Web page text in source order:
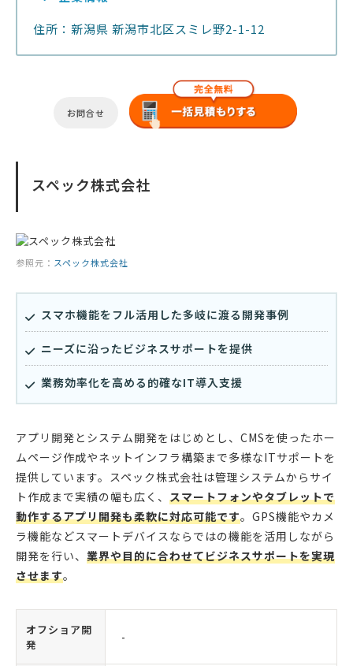
住所：新潟県 新潟市北区スミレ野2-1-12
お問合せ
スペック株式会社
参照元： スペック株式会社
スマホ機能をフル活用した多岐に渡る開発事例
ニーズに沿ったビジネスサポートを提供
業務効率化を高める的確なIT導入支援
アプリ開発とシステム開発をはじめとし、CMSを使ったホー
ムページ作成やネットインフラ構築まで多様なITサポートを
提供しています。スペック株式会社は管理システムからサイ
ト作成まで実績の幅も広く、 スマートフォンやタブレットで
動作するアプリ開発も柔軟に対応可能です。GPS機能やカメ
ラ機能などスマートデバイスならではの機能を活用しながら
開発を行い、 業界や目的に合わせてビジネスサポートを実現
させます。
オフショア開
発
-